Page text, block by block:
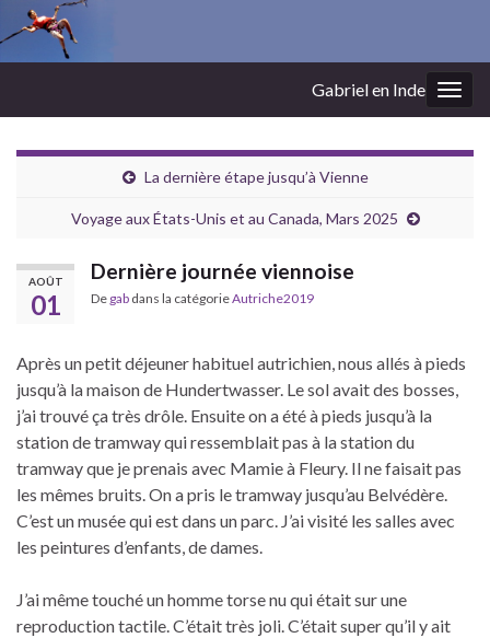
Gabriel en Inde
La dernière étape jusqu’à Vienne
Voyage aux États-Unis et au Canada, Mars 2025
AOÛT
01
Dernière journée viennoise
De gab dans la catégorieAutriche2019
Après un petit déjeuner habituel autrichien, nous allés à pieds
jusqu’à la maison de Hundertwasser. Le sol avait des bosses,
j’ai trouvé ça très drôle. Ensuite on a été à pieds jusqu’à la
station de tramway qui ressemblait pas à la station du
tramway que je prenais avec Mamie à Fleury. Il ne faisait pas
les mêmes bruits. On a pris le tramway jusqu’au Belvédère.
C’est un musée qui est dans un parc. J’ai visité les salles avec
les peintures d’enfants, de dames.
J’ai même touché un homme torse nu qui était sur une
reproduction tactile. C’était très joli. C’était super qu’il y ait